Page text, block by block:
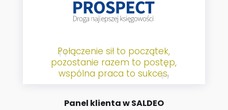
Połączenie sił to początek,
pozostanie razem to postęp,
wspólna praca to sukces.
Panel klienta w SALDEO